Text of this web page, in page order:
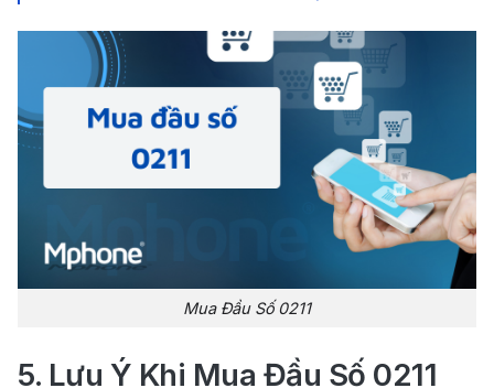
Mua Đầu Số 0211
5. Lưu Ý Khi Mua Đầu Số 0211